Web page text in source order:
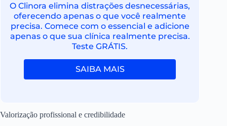
O Clinora elimina distrações desnecessárias,
oferecendo apenas o que você realmente
precisa. Comece com o essencial e adicione
apenas o que sua clínica realmente precisa.
Teste GRÁTIS.
SAIBA MAIS
Valorização profissional e credibilidade